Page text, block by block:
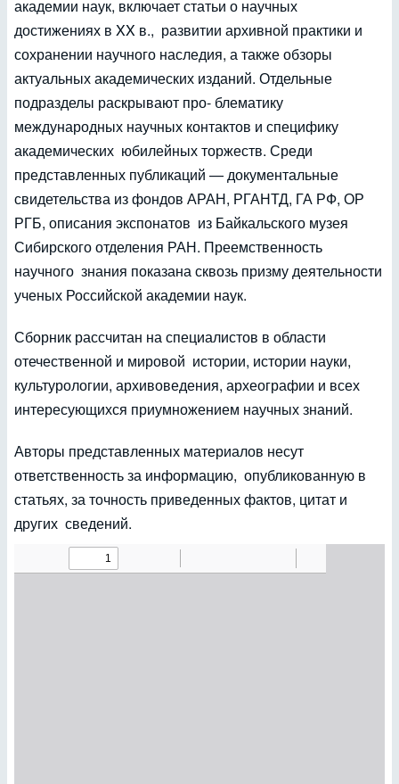
академии наук, включает статьи о научных
достижениях в XX в., развитии архивной практики и
сохранении научного наследия, а также обзоры
актуальных академических изданий. Отдельные
подразделы раскрывают про- блематику
международных научных контактов и специфику
академических юбилейных торжеств. Среди
представленных публикаций — документальные
свидетельства из фондов АРАН, РГАНТД, ГА РФ, ОР
РГБ, описания экспонатов из Байкальского музея
Сибирского отделения РАН. Преемственность
научного знания показана сквозь призму деятельности
ученых Российской академии наук.
Сборник рассчитан на специалистов в области
отечественной и мировой истории, истории науки,
культурологии, архивоведения, археографии и всех
интересующихся приумножением научных знаний.
Авторы представленных материалов несут
ответственность за информацию, опубликованную в
статьях, за точность приведенных фактов, цитат и
других сведений.